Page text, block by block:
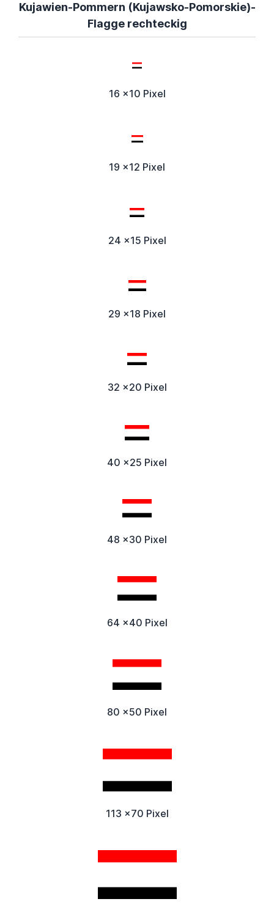
Kujawien-Pommern (Kujawsko-Pomorskie)-
Flagge rechteckig
16 x10 Pixel
19 x12 Pixel
24 x15 Pixel
29 x18 Pixel
32 x20 Pixel
40 x25 Pixel
48 x30 Pixel
64 x40 Pixel
80 x50 Pixel
113 x70 Pixel